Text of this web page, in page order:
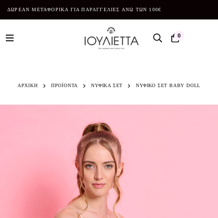
ΔΩΡΕΑΝ ΜΕΤΑΦΟΡΙΚΑ ΓΙΑ ΠΑΡΑΓΓΕΛΙΕΣ ΑΝΩ ΤΩΝ 100€
0
ΑΡΧΙΚΗ ΠΡΟΪΌΝΤΑ ΝΥΦΙΚΑ ΣΕΤ ΝΥΦΙΚΟ ΣΕΤ BABY DOLL